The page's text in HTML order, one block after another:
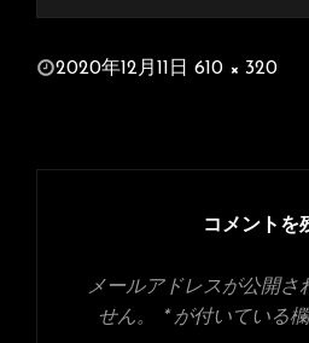
投2020年12月11日 610 × 320
コメントを
メールアドレスが公開さ
せん。
*が付いている